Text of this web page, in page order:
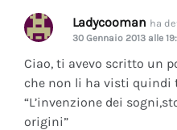
Ladycooman ha
30 Gennaio 2013 alle
Ciao, ti avevo scritto un
che non li ha visti quindi
“L’invenzione dei
origini”